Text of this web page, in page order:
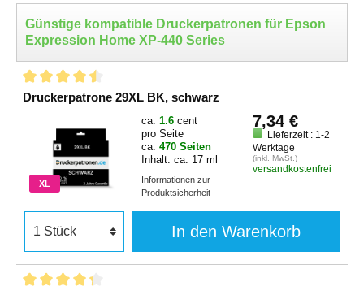
Günstige kompatible Druckerpatronen für Epson
Expression Home XP-440 Series
Druckerpatrone 29XL BK, schwarz
XL
ca. 1.6 cent
pro Seite
ca. 470 Seiten
Inhalt: ca. 17 ml
Informationen zur
Produktsicherheit
7,34 €
Lieferzeit : 1-2
Werktage
(inkl. MwSt.)
versandkostenfrei
In den Warenkorb